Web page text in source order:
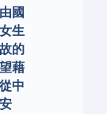
國
生
的
藉
中